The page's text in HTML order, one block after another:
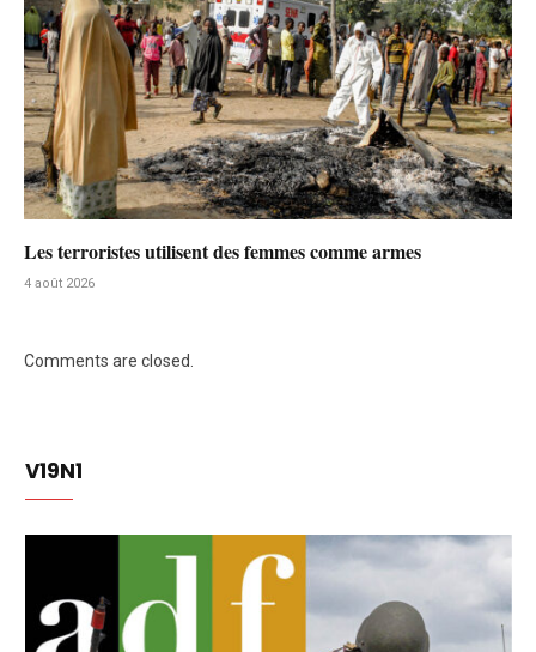
Les terroristes utilisent des femmes comme armes
4 août 2026
Comments are closed.
V19N1